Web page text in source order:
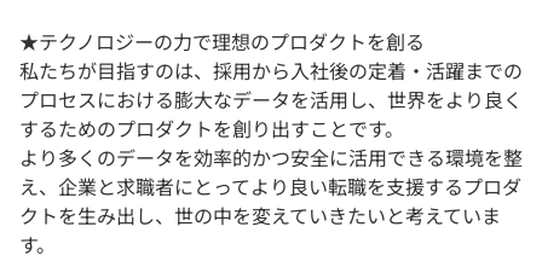
★テクノロジーの力で理想のプロダクトを創る
私たちが目指すのは、採用から入社後の定着・活躍までの
プロセスにおける膨大なデータを活用し、世界をより良く
するためのプロダクトを創り出すことです。
より多くのデータを効率的かつ安全に活用できる環境を整
え、企業と求職者にとってより良い転職を支援するプロダ
クトを生み出し、世の中を変えていきたいと考えていま
す。